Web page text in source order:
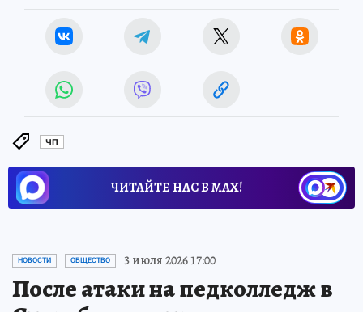
ЧП
ЧИТАЙТЕ НАС В МАХ!
НОВОСТИ ОБЩЕСТВО 3 июля 2026 17:00
После атаки на педколледж в